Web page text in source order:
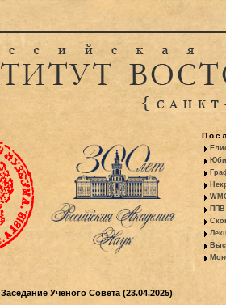
ППВ
Заседание Ученого Совета (23.04.2025)